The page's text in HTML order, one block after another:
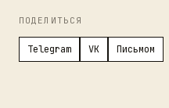
ПОДЕЛИТЬСЯ
Telegram VK Письмом